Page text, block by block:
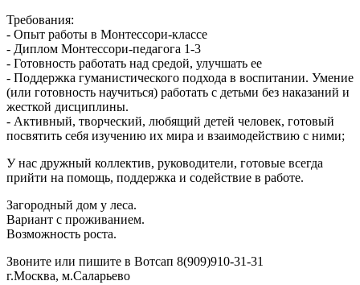
Требования:
- Опыт работы в Монтессори-классе
- Диплом Монтессори-педагога 1-3
- Готовность работать над средой, улучшать ее
- Поддержка гуманистического подхода в воспитании. Умение
(или готовность научиться) работать с детьми без наказаний и
жесткой дисциплины.
- Активный, творческий, любящий детей человек, готовый
посвятить себя изучению их мира и взаимодействию с ними;
У нас дружный коллектив, руководители, готовые всегда
прийти на помощь, поддержка и содействие в работе.
Загородный дом у леса.
Вариант с проживанием.
Возможность роста.
Звоните или пишите в Вотсап 8(909)910-31-31
г.Москва, м.Саларьево